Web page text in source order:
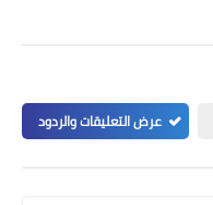
عرض التعليقات والردود